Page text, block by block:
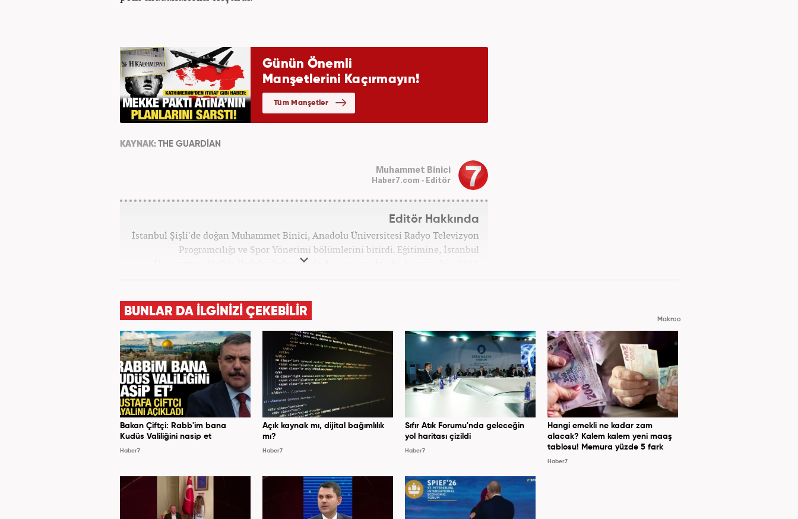
KAYNAK: THE GUARDİAN
Muhammet Binici
Haber7.com - Editör
Editör Hakkında
İstanbul Şişli'de doğan Muhammet Binici, Anadolu Üniversitesi Radyo Televizyon
Programcılığı ve Spor Yönetimi bölümlerini bitirdi. Eğitimine, İstanbul
Üniversitesi Halkla İlişkiler bölümünde devam etmektedir. Gazeteciliğe 2012
yılında yerel haber siteleri ve yerel gazetelerde başladı. Gündem, Magazin
muhabirlik yaptıktan sonra, 2020 Eylül itibariyle Haber7'de 'Gündem Editörü'
BUNLAR DA İLGİNİZİ ÇEKEBİLİR
Makroo
Bakan Çiftçi: Rabb'im bana
Kudüs Valiliğini nasip et
Haber7
Açık kaynak mı, dijital bağımlılık
mı?
Haber7
Sıfır Atık Forumu'nda geleceğin
yol haritası çizildi
Haber7
Hangi emekli ne kadar zam
alacak? Kalem kalem yeni maaş
tablosu! Memura yüzde 5 fark
Haber7